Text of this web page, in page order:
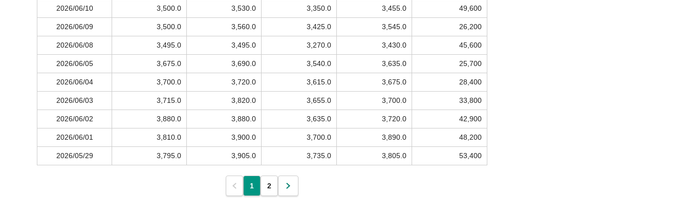
2026/06/10 3,500.0 3,530.0 3,350.0 3,455.0 49,600
2026/06/09 3,500.0 3,560.0 3,425.0 3,545.0 26,200
2026/06/08 3,495.0 3,495.0 3,270.0 3,430.0 45,600
2026/06/05 3,675.0 3,690.0 3,540.0 3,635.0 25,700
2026/06/04 3,700.0 3,720.0 3,615.0 3,675.0 28,400
2026/06/03 3,715.0 3,820.0 3,655.0 3,700.0 33,800
2026/06/02 3,880.0 3,880.0 3,635.0 3,720.0 42,900
2026/06/01 3,810.0 3,900.0 3,700.0 3,890.0 48,200
2026/05/29 3,795.0 3,905.0 3,735.0 3,805.0 53,400
1 2